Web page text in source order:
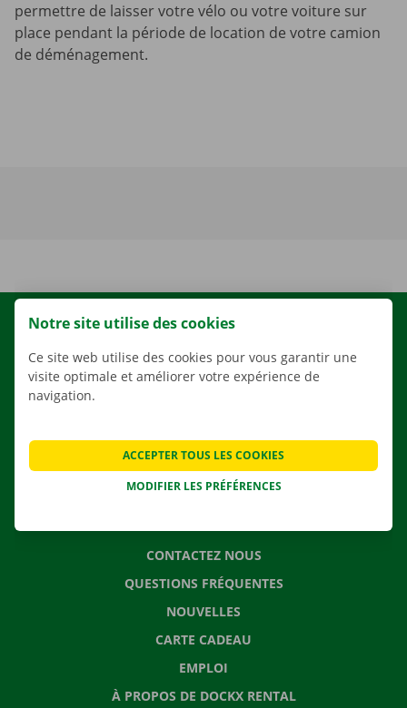
permettre de laisser votre vélo ou votre voiture sur
place pendant la période de location de votre camion
de déménagement.
LOCATION
NOS VÉHICULES
NOS SERVICES
APPLI
SOLUTIONS DE DÉMÉNAGEMENT
CONTACTEZ NOUS
QUESTIONS FRÉQUENTES
NOUVELLES
CARTE CADEAU
EMPLOI
À PROPOS DE DOCKX RENTAL
Notre site utilise des cookies
Ce site web utilise des cookies pour vous garantir une
visite optimale et améliorer votre expérience de
navigation.
MODIFIER LES PRÉFÉRENCES
ACCEPTER TOUS LES COOKIES